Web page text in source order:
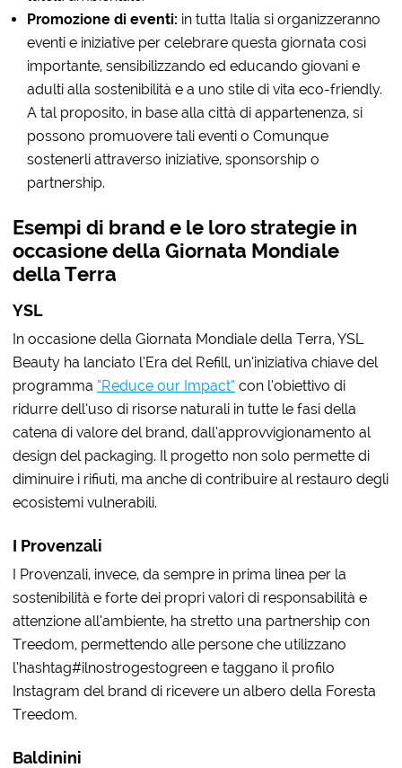
Promozione di eventi: in tutta Italia si organizzeranno
eventi e iniziative per celebrare questa giornata così
importante, sensibilizzando ed educando giovani e
adulti alla sostenibilità e a uno stile di vita eco-friendly.
A tal proposito, in base alla città di appartenenza, si
possono promuovere tali eventi o Comunque
sostenerli attraverso iniziative, sponsorship o
partnership.
Esempi di brand e le loro strategie in
occasione della Giornata Mondiale
della Terra
YSL
In occasione della Giornata Mondiale della Terra, YSL
Beauty ha lanciato l’Era del Refill, un’iniziativa chiave del
programma “Reduce our Impact” con l’obiettivo di
ridurre dell’uso di risorse naturali in tutte le fasi della
catena di valore del brand, dall’approvvigionamento al
design del packaging. Il progetto non solo permette di
diminuire i rifiuti, ma anche di contribuire al restauro degli
ecosistemi vulnerabili.
I Provenzali
I Provenzali, invece, da sempre in prima linea per la
sostenibilità e forte dei propri valori di responsabilità e
attenzione all’ambiente, ha stretto una partnership con
Treedom, permettendo alle persone che utilizzano
l’hashtag#ilnostrogestogreen e taggano il profilo
Instagram del brand di ricevere un albero della Foresta
Treedom.
Baldinini